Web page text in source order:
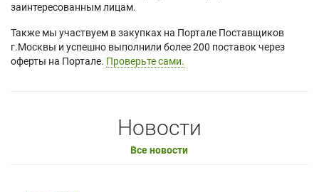
заинтересованным лицам.
Также мы участвуем в закупках на Портале Поставщиков
г.Москвы и успешно выполнили более 200 поставок через
оферты на Портале. Проверьте сами.
Новости
Все новости